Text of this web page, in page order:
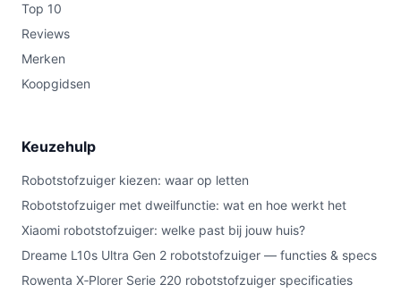
Top 10
Reviews
Merken
Koopgidsen
Keuzehulp
Robotstofzuiger kiezen: waar op letten
Robotstofzuiger met dweilfunctie: wat en hoe werkt het
Xiaomi robotstofzuiger: welke past bij jouw huis?
Dreame L10s Ultra Gen 2 robotstofzuiger — functies & specs
Rowenta X‑Plorer Serie 220 robotstofzuiger specificaties